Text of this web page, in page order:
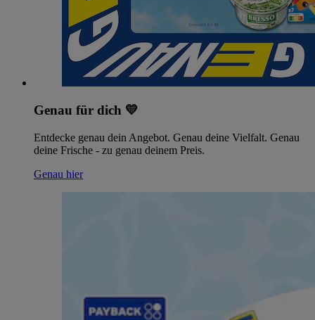
Genau für dich 💛
Entdecke genau dein Angebot. Genau deine Vielfalt. Genau
deine Frische - zu genau deinem Preis.
Genau hier